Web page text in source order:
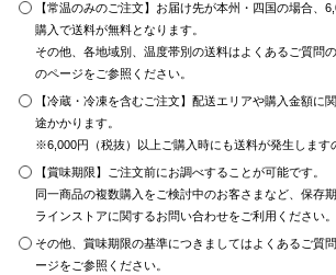
【常温のみのご注文】お届け先が本州・四国の場合、
購入で送料が無料となります。
その他、各地域別、温度帯別の送料はよくあるご質問の
のページをご参照ください。
【冷蔵・冷凍を含むご注文】配送エリアや購入金額に
途かかります。
※6,000円（税抜）以上ご購入時にも送料が発生します
【賞味期限】ご注文前にお調べすることが可能です。
同一商品の複数購入をご検討中のお客さまなど、保存
ラインストアに関するお問い合わせをご利用ください。
その他、賞味期限の基準につきましてはよくあるご質
ージをご参照ください。